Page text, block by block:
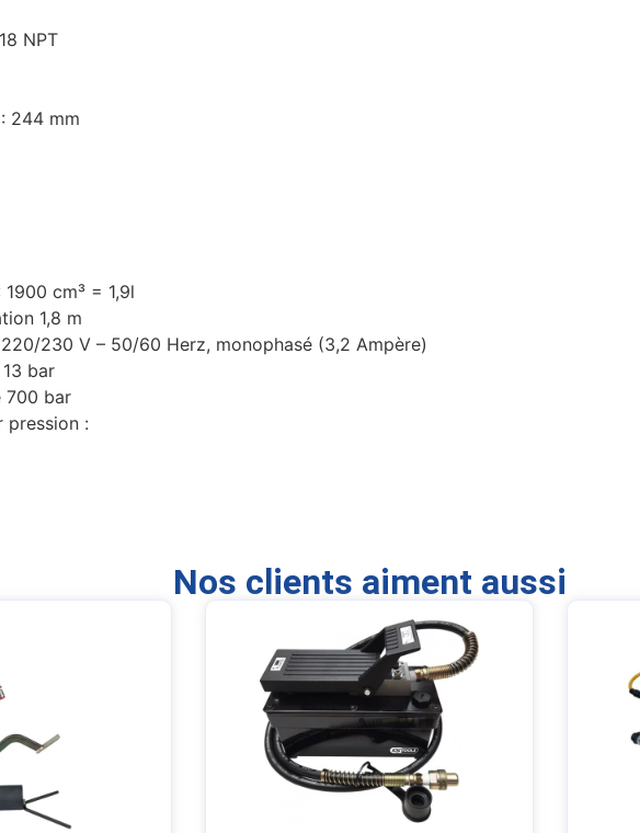
NPT
244 mm
cm³ = 1,9l
1,8 m
230 V – 50/60 Herz, monophasé (3,2 Ampère)
bar
700 bar
pression :
Nos clients aiment aussi